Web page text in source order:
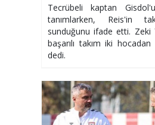
Tecrübeli kaptan
tanımlarken, Reis'in
sunduğunu ifade etti. Zeki
başarılı takım iki
dedi.